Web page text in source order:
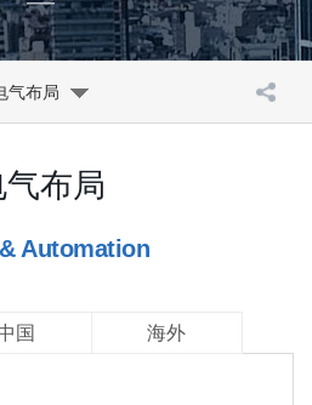
气布局
气布局
Automation
国 海外